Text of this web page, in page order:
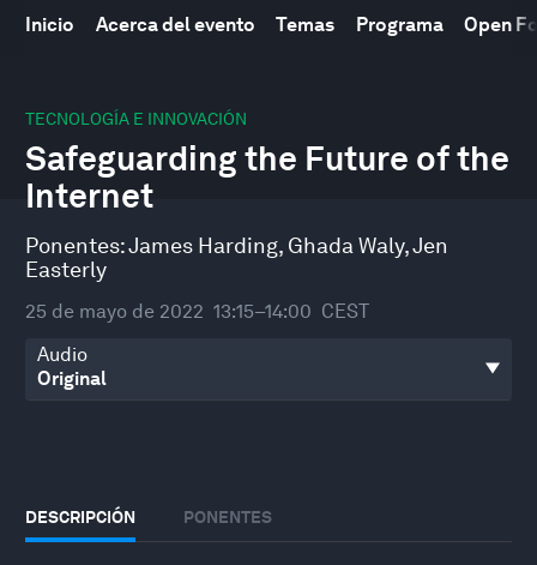
Inicio Acerca del evento Temas Programa Open
TECNOLOGÍA E INNOVACIÓN
Safeguarding the Future of the
Internet
Ponentes:James Harding, Ghada Waly,Jen
Easterly
25 de mayo de 2022 13:15–14:00 CEST
Audio
DESCRIPCIÓN PONENTES
seconds
46
minutes,
16
seconds